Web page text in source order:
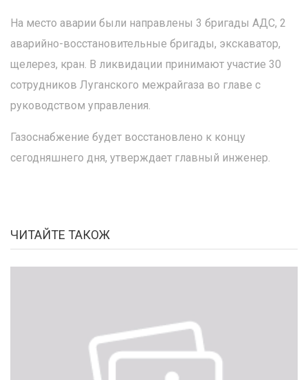
На место аварии были направлены 3 бригады АДС, 2
аварийно-восстановительные бригады, экскаватор,
щелерез, кран. В ликвидации принимают участие 30
сотрудников Луганского межрайгаза во главе с
руководством управления.
Газоснабжение будет восстановлено к концу
сегодняшнего дня, утверждает главный инженер.
ЧИТАЙТЕ ТАКОЖ